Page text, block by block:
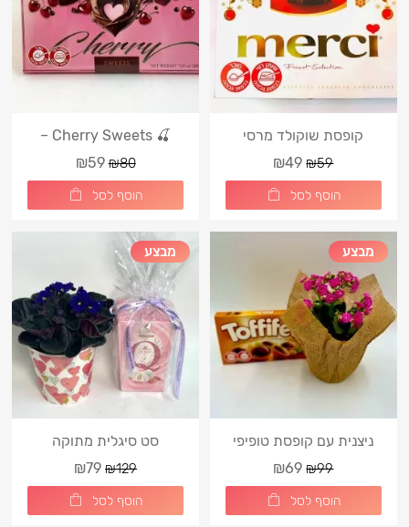
קופסת שוקולד מרסי
₪59
₪49
הוסף לסל
🍒 Cherry Sweets –
שוקולד עם דובדבן
₪80
₪59
הוסף לסל
מבצע
ניצנית עם קופסת טופיפי
₪99
₪69
הוסף לסל
מבצע
סט סיגלית מתוקה
₪129
₪79
הוסף לסל